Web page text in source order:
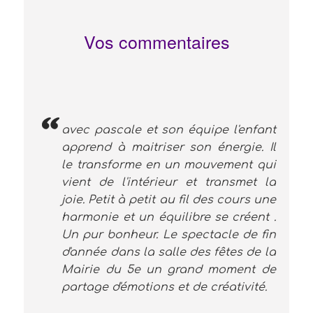
Vos commentaires
avec pascale et son équipe l'enfant
apprend à maitriser son énergie. Il
le transforme en un mouvement qui
vient de l'intérieur et transmet la
joie. Petit à petit au fil des cours une
harmonie et un équilibre se créent .
Un pur bonheur. Le spectacle de fin
d'année dans la salle des fêtes de la
Mairie du 5e un grand moment de
partage d'émotions et de créativité.